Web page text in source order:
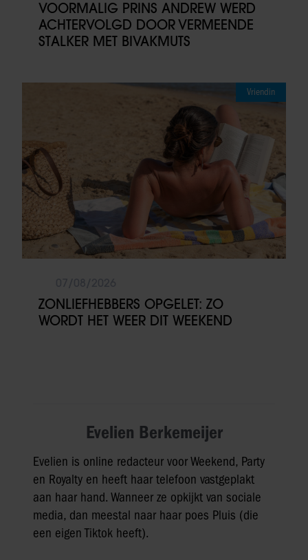
VOORMALIG PRINS ANDREW WERD
ACHTERVOLGD DOOR VERMEENDE
STALKER MET BIVAKMUTS
Vriendin
ZONLIEFHEBBERS OPGELET: ZO
WORDT HET WEER DIT WEEKEND
Evelien Berkemeijer
Evelien is online redacteur voor Weekend, Party
en Royalty en heeft haar telefoon vastgeplakt
aan haar hand. Wanneer ze opkijkt van sociale
media, dan meestal naar haar poes Pluis (die
een eigen Tiktok heeft).